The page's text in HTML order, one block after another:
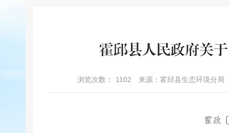
霍邱县人民政府关
浏览次数： 1102 来源：霍邱县生态环境分局
霍政